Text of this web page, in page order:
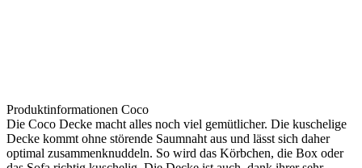
Produktinformationen Coco
Die Coco Decke macht alles noch viel gemütlicher. Die kuschelige
Decke kommt ohne störende Saumnaht aus und lässt sich daher
optimal zusammenknuddeln. So wird das Körbchen, die Box oder